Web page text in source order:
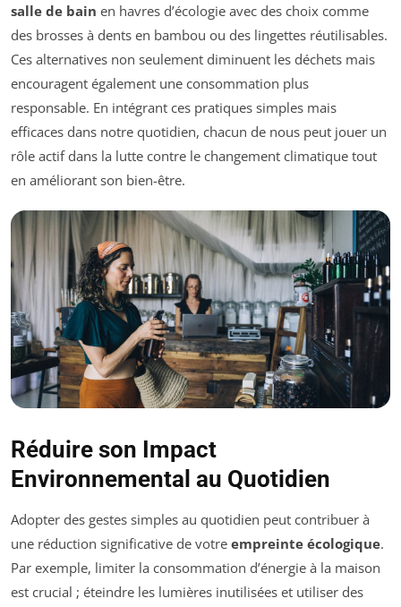
salle de bain en havres d’écologie avec des choix comme
des brosses à dents en bambou ou des lingettes réutilisables.
Ces alternatives non seulement diminuent les déchets mais
encouragent également une consommation plus
responsable. En intégrant ces pratiques simples mais
efficaces dans notre quotidien, chacun de nous peut jouer un
rôle actif dans la lutte contre le changement climatique tout
en améliorant son bien-être.
Réduire son Impact
Environnemental au Quotidien
Adopter des gestes simples au quotidien peut contribuer à
une réduction significative de votre empreinte écologique.
Par exemple, limiter la consommation d’énergie à la maison
est crucial ; éteindre les lumières inutilisées et utiliser des